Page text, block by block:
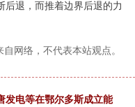
退，而推着边界后退的力
网络，不代表本站观点。
发电等在鄂尔多斯成立能